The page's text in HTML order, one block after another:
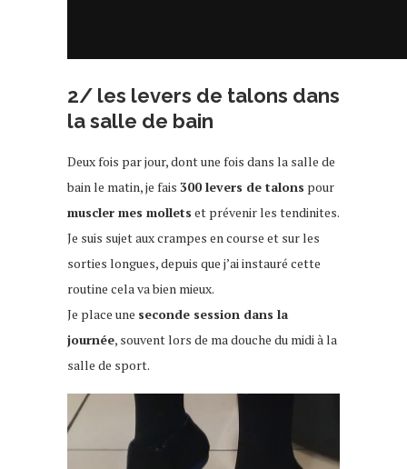
2/ les levers de talons dans
la salle de bain
Deux fois par jour, dont une fois dans la salle de
bain le matin, je fais 300 levers de talons pour
muscler mes mollets et prévenir les tendinites.
Je suis sujet aux crampes en course et sur les
sorties longues, depuis que j’ai instauré cette
routine cela va bien mieux.
Je place une seconde session dans la
journée, souvent lors de ma douche du midi à la
salle de sport.